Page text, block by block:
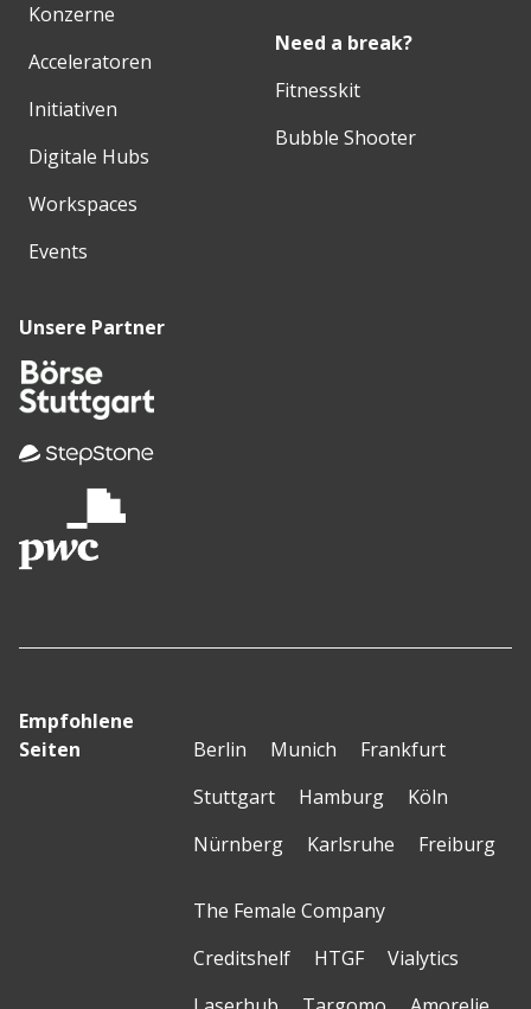
Konzerne
Acceleratoren
Initiativen
Digitale Hubs
Workspaces
Events
Need a break?
Fitnesskit
Bubble Shooter
Unsere Partner
Empfohlene
Seiten
Berlin Munich
Frankfurt
Stuttgart
Hamburg
Köln
Nürnberg
Karlsruhe Freiburg
The Female Company
Creditshelf
HTGF
Vialytics